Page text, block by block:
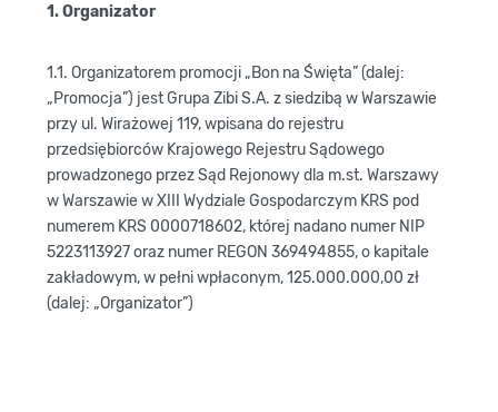
1. Organizator
1.1. Organizatorem promocji „Bon na Święta” (dalej:
„Promocja”) jest Grupa Zibi S.A. z siedzibą w Warszawie
przy ul. Wirażowej 119, wpisana do rejestru
przedsiębiorców Krajowego Rejestru Sądowego
prowadzonego przez Sąd Rejonowy dla m.st. Warszawy
w Warszawie w XIII Wydziale Gospodarczym KRS pod
numerem KRS 0000718602, której nadano numer NIP
5223113927 oraz numer REGON 369494855, o kapitale
zakładowym, w pełni wpłaconym, 125.000.000,00 zł
(dalej: „Organizator”)